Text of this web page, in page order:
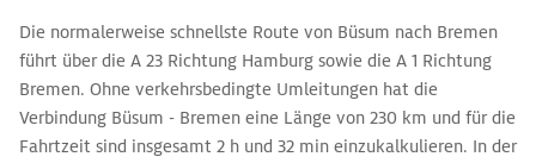
Die normalerweise schnellste Route von Büsum nach Bremen
führt über die A 23 Richtung Hamburg sowie die A 1 Richtung
Bremen. Ohne verkehrsbedingte Umleitungen hat die
Verbindung Büsum - Bremen eine Länge von 230 km und für die
Fahrtzeit sind insgesamt 2 h und 32 min einzukalkulieren. In der